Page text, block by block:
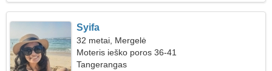
Syifa
32 metai, Mergelė
Moteris ieško poros 36-41
Tangerangas